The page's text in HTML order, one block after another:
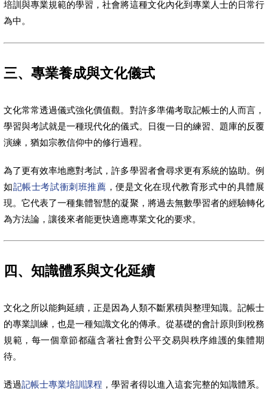
培訓與專業規範的學習，社會將這種文化內化到專業人士的日常行
為中。
三、專業養成與文化儀式
文化常常透過儀式強化價值觀。對許多準備考取記帳士的人而言，
學習與考試就是一種現代化的儀式。日復一日的練習、題庫的反覆
演練，猶如宗教信仰中的修行過程。
為了更有效率地應對考試，許多學習者會尋求更有系統的協助。例
如記帳士考試衝刺班推薦 ，便是文化在現代教育形式中的具體展
現。它代表了一種集體智慧的凝聚，將過去無數學習者的經驗轉化
為方法論，讓後來者能更快適應專業文化的要求。
四、知識體系與文化延續
文化之所以能夠延續，正是因為人類不斷累積與整理知識。記帳士
的專業訓練，也是一種知識文化的傳承。從基礎的會計原則到稅務
規範，每一個章節都蘊含著社會對公平交易與秩序維護的集體期
待。
透過記帳士專業培訓課程 ，學習者得以進入這套完整的知識體系。